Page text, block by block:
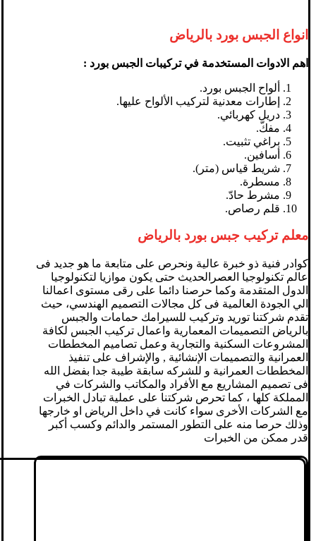
انواع الجبس بورد بالرياض
اهم الادوات المستخدمة في تركيبات الجبس بورد :
ألواح الجبس بورد.
إطارات معدنية لتركيب الألواح عليها.
دريل كهربائي.
مفكّ.
براغي تثبيت.
أسافين.
شريط قياس (متر).
مسطرة.
مشرط حادّ.
قلم رصاص.
معلم تركيب جبس بورد بالرياض
كوادر فنية ذو خبرة عالية ونحرص على متابعة ما هو جديد فى
عالم تكنولوجيا العصرالحديث حتى يكون موازيا لتكنولوجيا
الدول المتقدمة وكما حرصنا دائما على رقى مستوى اعمالنا
الي الجودة العالمية فى كل مجالات التصميم الهندسي، حيث
تقدم شركتنا توريد وتركيب للسيرامك حمامات والجبس
بالرياض التصميمات المعمارية واعمال تركيب الجبس لكافة
المشروعات السكنية والتجارية وعمل تصاميم المخططات
العمرانية والتصميمات الإنشائية , والإشراف على تنفيذ
المخططات العمرانية و للشركه سابقة طيبة جدا بفضل الله
فى تصميم المشاريع مع الأفراد والمكاتب والشركات في
المملكة كلها ، كما تحرص شركتنا على عملية تبادل الخبرات
مع الشركات الأخرى سواء كانت في داخل الرياض او خارجها
وذلك حرصا منه على التطور المستمر والدائم وكسب أكبر
قدر ممكن من الخبرات